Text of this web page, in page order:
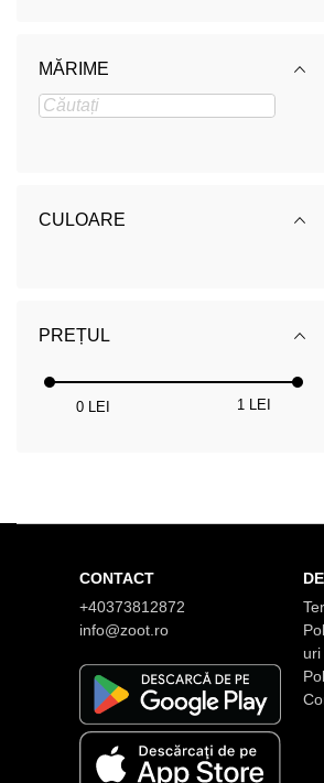
MĂRIME
CULOARE
PREȚUL
0 LEI 1 LEI
CONTACT
+40373812872
info@zoot.ro
uri